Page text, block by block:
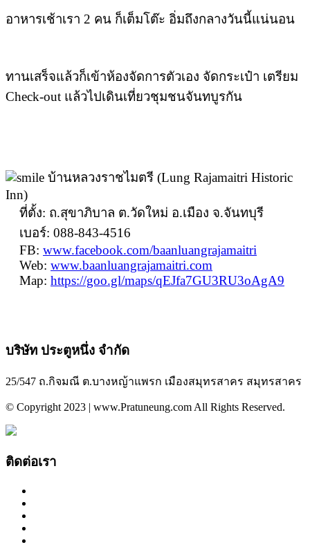
อาหารเช้าเรา 2 คน ก็เต็มโต๊ะ อิ่มถึงกลางวันนี้แน่นอน
ทานเสร็จแล้วก็เข้าห้องจัดการตัวเอง จัดกระเป๋า เตรียม
Check-out แล้วไปเดินเที่ยวชุมชนจันทบูรกัน
บ้านหลวงราชไมตรี (Lung Rajamaitri Historic
Inn)
ที่ตั้ง: ถ.สุขาภิบาล ต.วัดใหม่ อ.เมือง จ.จันทบุรี
เบอร์: 088-843-4516
FB: www.facebook.com/baanluangrajamaitri
Web: www.baanluangrajamaitri.com
Map: https://goo.gl/maps/qEJfa7GU3RU3oAgA9
บริษัท ประตูหนึ่ง จำกัด
25/547 ถ.กิจมณี ต.บางหญ้าแพรก เมืองสมุทรสาคร สมุทรสาคร
© Copyright 2023 | www.Pratuneung.com All Rights Reserved.
ติดต่อเรา